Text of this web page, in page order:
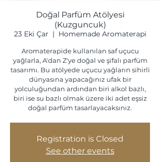
Doğal Parfüm Atölyesi
(Kuzguncuk)
23 Eki Çar
  |
Homemade Aromaterapi
Aromaterapide kullanılan saf uçucu
yağlarla, A'dan Z'ye doğal ve şifalı parfüm
tasarımı. Bu atölyede uçucu yağların sihirli
dünyasına yapacağınız ufak bir
yolculuğundan ardından biri alkol bazlı,
biri ise su bazlı olmak üzere iki adet eşsiz
doğal parfüm tasarlayacaksınız.
Registration is Closed
See other events